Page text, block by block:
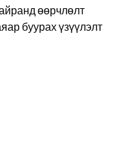
өөрчлөлт
буурах үзүүлэлт